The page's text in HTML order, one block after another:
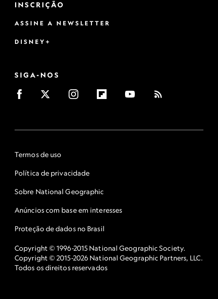
INSCRIÇÃO
ASSINE A NEWSLETTER
DISNEY+
SIGA-NOS
Termos de uso
Política de privacidade
Sobre National Geographic
Anúncios com base em interesses
Proteção de dados no Brasil
Copyright © 1996-2015 National Geographic Society.
Copyright © 2015-2026 National Geographic Partners, LLC.
Todos os direitos reservados